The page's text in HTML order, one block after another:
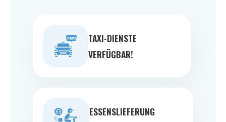
TAXI-DIENSTE
VERFÜGBAR!
ESSENSLIEFERUNG